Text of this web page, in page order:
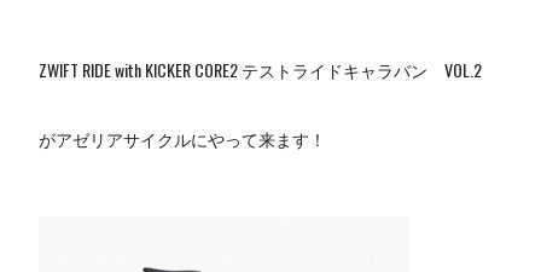
ZWIFT RIDE with KICKER CORE2 テストライドキャラバン VOL.2
がアゼリアサイクルにやって来ます！